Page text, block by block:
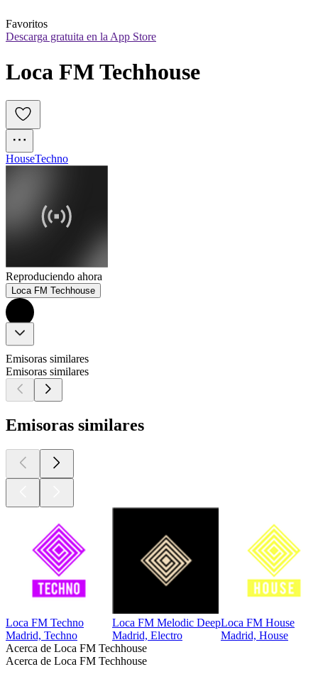
Favoritos
Descarga gratuita en la App Store
Loca FM Techhouse
HouseTechno
Reproduciendo ahora
Loca FM Techhouse
Emisoras similares
Emisoras similares
Emisoras similares
Loca FM Techno
Madrid, Techno
Loca FM Melodic Deep
Madrid, Electro
Loca FM House
Madrid, House
Acerca de Loca FM Techhouse
Acerca de Loca FM Techhouse